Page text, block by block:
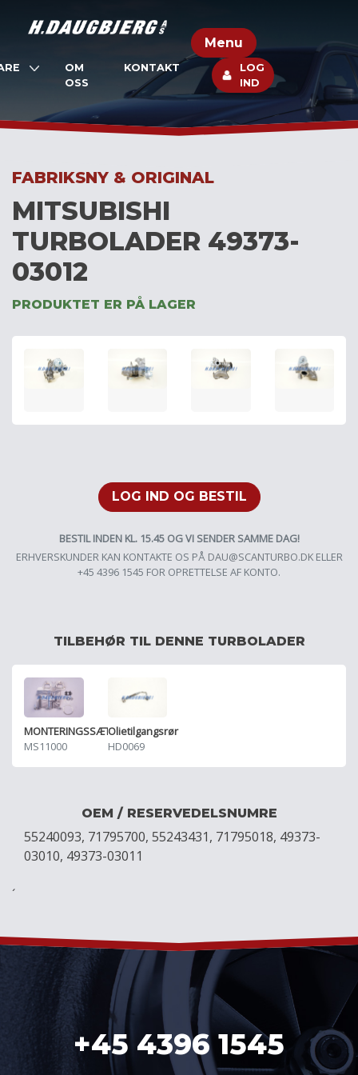
Menu
OM
OSS
KONTAKT
LOG
IND
FABRIKSNY & ORIGINAL
MITSUBISHI
TURBOLADER 49373-
03012
PRODUKTET ER PÅ LAGER
LOG IND OG BESTIL
BESTIL INDEN KL. 15.45 OG VI SENDER SAMME DAG!
ERHVERSKUNDER KAN KONTAKTE OS PÅ DAU@SCANTURBO.DKELLER
+45 4396 1545 FOR OPRETTELSE AF KONTO.
TILBEHØR TIL DENNE TURBOLADER
MONTERINGSSÆT
MS11000
Olietilgangsrør
HD0069
OEM / RESERVEDELSNUMRE
55240093, 71795700, 55243431, 71795018, 49373-
03010, 49373-03011
´
+45 4396 1545